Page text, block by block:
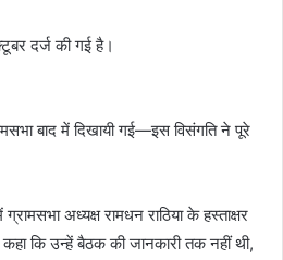
दर्ज की गई है।
बाद में दिखायी गई—इस विसंगति ने पूरे
अध्यक्ष रामधन राठिया के हस्ताक्षर
कि उन्हें बैठक की जानकारी तक नहीं थी,